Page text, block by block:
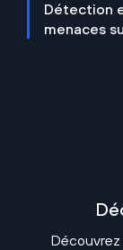
Détection
menaces